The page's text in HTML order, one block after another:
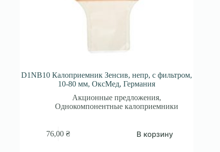
D1NB10 Калоприемник Зенсив, непр, с фильтром,
10-80 мм, ОксМед, Германия
Акционные предложения,
Однокомпонентные калоприемники
76,00₴ В корзину